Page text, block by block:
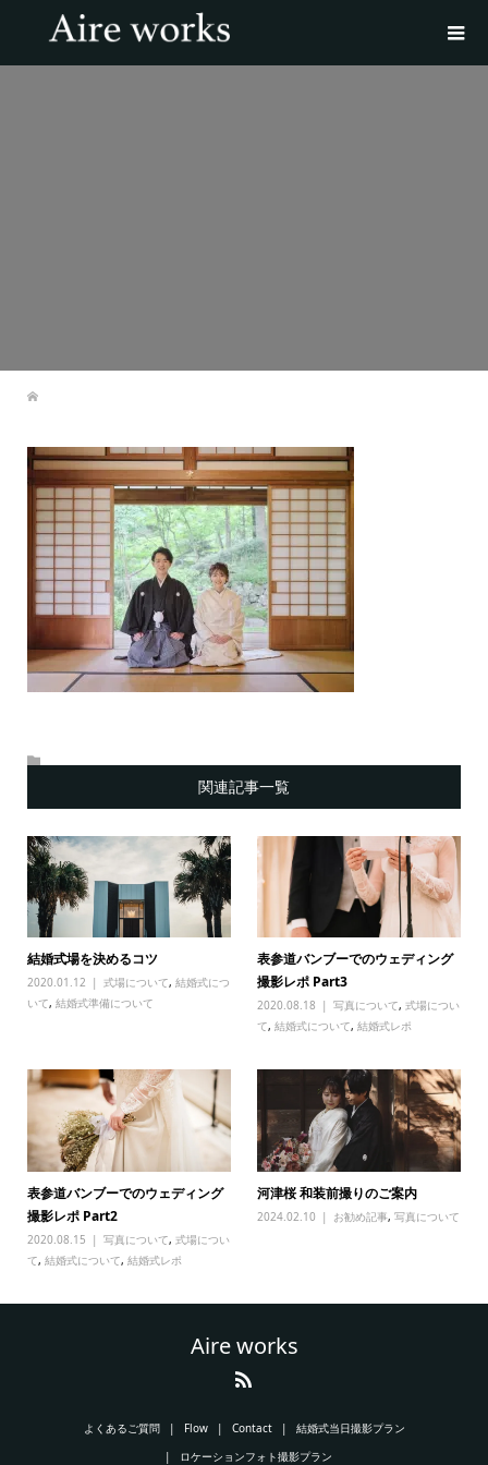
関連記事一覧
結婚式場を決めるコツ
2020.01.12 式場について, 結婚式につ
いて, 結婚式準備について
表参道バンブーでのウェディング
撮影レポ Part3
2020.08.18 写真について,式場につい
て,結婚式について,結婚式レポ
表参道バンブーでのウェディング
撮影レポ Part2
2020.08.15 写真について, 式場につい
て, 結婚式について, 結婚式レポ
河津桜 和装前撮りのご案内
2024.02.10 お勧め記事,写真について
Aire works
よくあるご質問 Flow Contact
結婚式当日撮影プラン
ロケーションフォト撮影プラン